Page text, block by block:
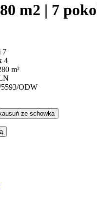
m2 | 7
7
4
m²
ODW
usuń ze schowka